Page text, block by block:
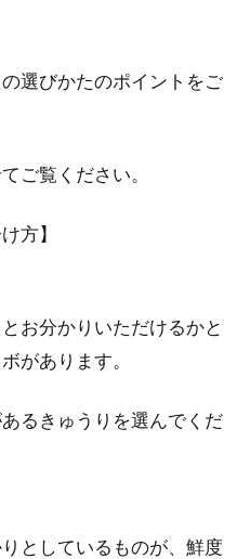
選びかたのポイントをご
ご覧ください。
方】
お分かりいただけるかと
があります。
るきゅうりを選んでくだ
としているものが、鮮度